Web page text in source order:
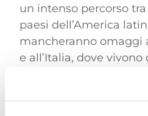
un intenso percorso
paesi dell’America
mancheranno omaggi
e all’Italia, dove
La ricerca di
e un repertorio in